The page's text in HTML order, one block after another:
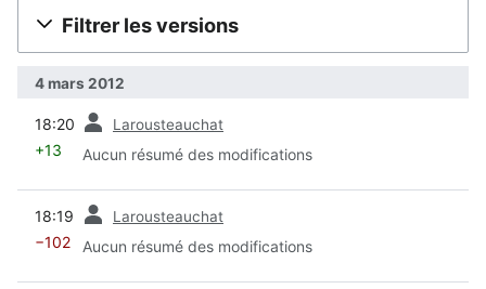
Filtrer les versions
4 mars 2012
18:20 Larousteauchat
+13 Aucun résumé des modifications
18:19 Larousteauchat
−102 Aucun résumé des modifications